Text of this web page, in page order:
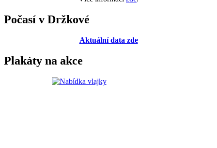
Počasí v Držkové
Aktuální data zde
Plakáty na akce